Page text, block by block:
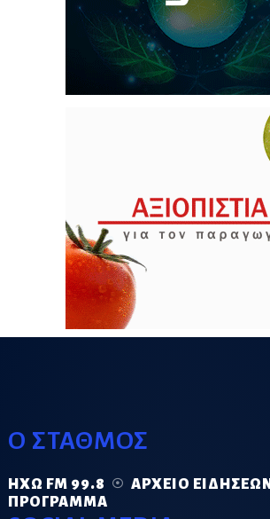
Ο ΣΤΑΘΜΟΣ
ΗΧΏ FM 99.8
ΑΡΧΕΊΟ ΕΙΔΉΣΕΩΝ
ΠΡΌΓΡΑΜΜΑ